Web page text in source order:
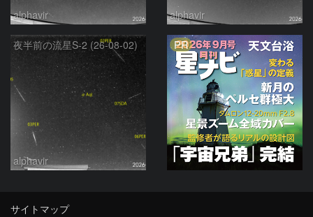
alphavir alphavir
夜半前の流星S-2 (26-08-02)
alphavir
PR
サイトマップ